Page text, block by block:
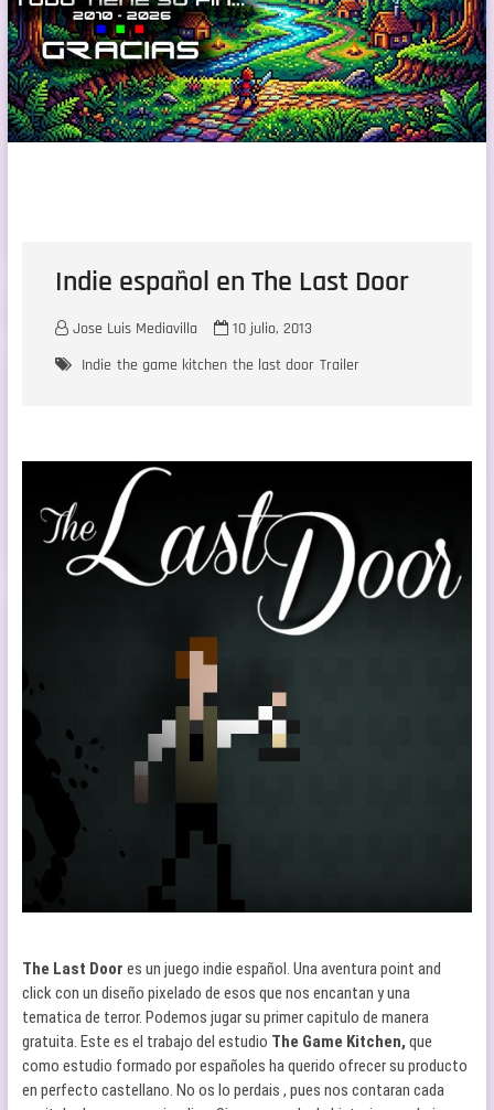
Indie español en The Last Door
Jose Luis Mediavilla
10 julio, 2013
Indie the game kitchen the last door Trailer
The Last Door es un juego indie español. Una aventura point and
click con un diseño pixelado de esos que nos encantan y una
tematica de terror. Podemos jugar su primer capitulo de manera
gratuita. Este es el trabajo del estudio The Game Kitchen, que
como estudio formado por españoles ha querido ofrecer su producto
en perfecto castellano. No os lo perdais , pues nos contaran cada